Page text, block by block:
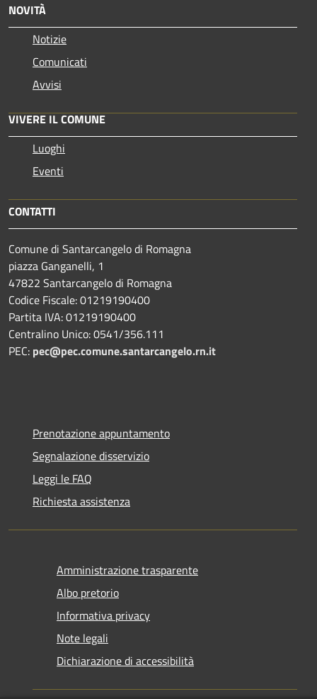
NOVITÀ
Notizie
Comunicati
Avvisi
VIVERE IL COMUNE
Luoghi
Eventi
CONTATTI
Comune di Santarcangelo di Romagna
piazza Ganganelli, 1
47822 Santarcangelo di Romagna
Codice Fiscale: 01219190400
Partita IVA: 01219190400
Centralino Unico: 0541/356.111
PEC: pec@pec.comune.santarcangelo.rn.it
Prenotazione appuntamento
Segnalazione disservizio
Leggi le FAQ
Richiesta assistenza
Amministrazione trasparente
Albo pretorio
Informativa privacy
Note legali
Dichiarazione di accessibilità